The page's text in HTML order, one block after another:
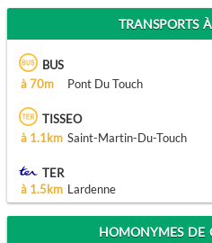
TRANSPORTS
BUS
à 70m
Pont Du Touch
TISSEO
à 1.1km Saint-Martin-Du-Touch
TER
à 1.5km Lardenne
HOMONYMES DE